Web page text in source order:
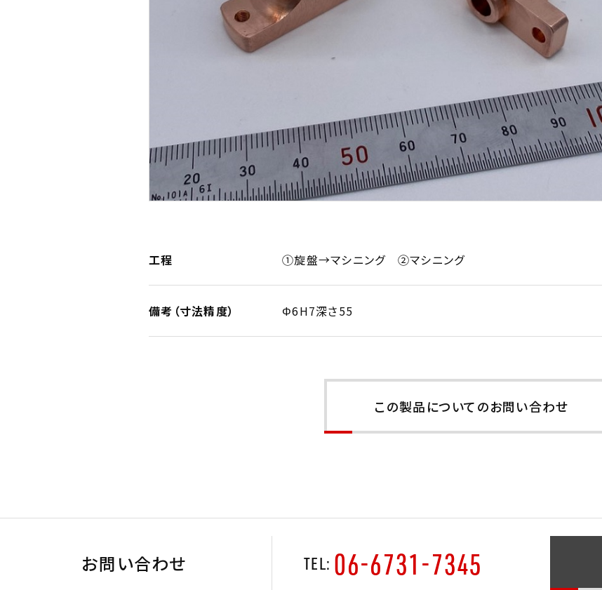
工程 ①旋盤→マシニング ②マシニング
備考（寸法精度） Φ6H7深さ55
この製品についてのお問い合わせ
お問い合わせ TEL: 06-6731-7345